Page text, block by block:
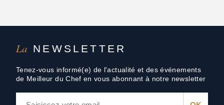
La NEWSLETTER
Tenez-vous informé(e) de l'actualité et des événements
de Meilleur du Chef en vous abonnant à notre newsletter